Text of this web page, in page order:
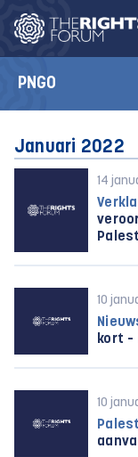
PNGO
Januari 2022
14
10
kort –
10